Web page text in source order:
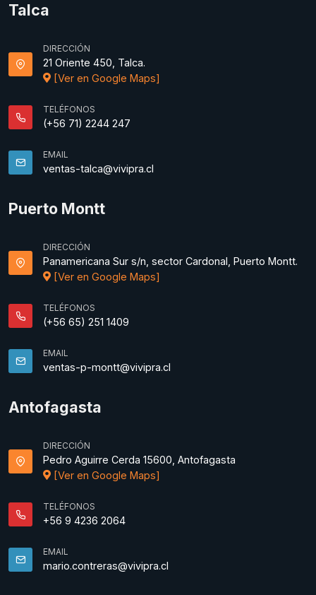
Talca
DIRECCIÓN
21 Oriente 450, Talca.
[Ver en Google Maps]
TELÉFONOS
(+56 71) 2244 247
EMAIL
ventas-talca@vivipra.cl
Puerto Montt
DIRECCIÓN
Panamericana Sur s/n, sector Cardonal, Puerto Montt.
[Ver en Google Maps]
TELÉFONOS
(+56 65) 251 1409
EMAIL
ventas-p-montt@vivipra.cl
Antofagasta
DIRECCIÓN
Pedro Aguirre Cerda 15600, Antofagasta
[Ver en Google Maps]
TELÉFONOS
+56 9 4236 2064
EMAIL
mario.contreras@vivipra.cl